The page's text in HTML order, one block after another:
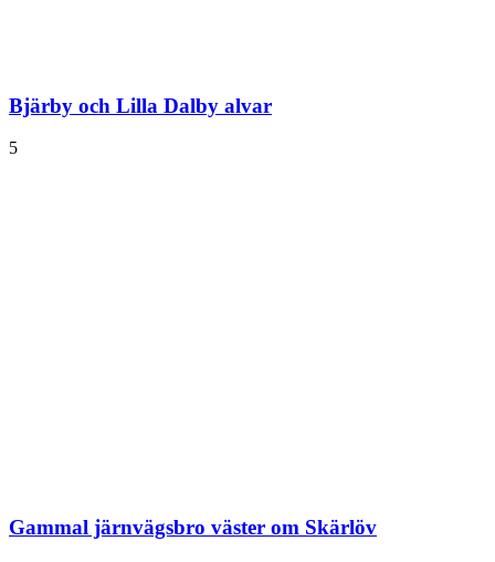
Bjärby och Lilla Dalby alvar
5
Gammal järnvägsbro väster om Skärlöv